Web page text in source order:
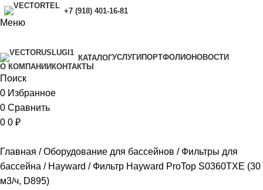
+7 (918) 401-16-81
Меню
КАТАЛОГУСЛУГИ ПОРТФОЛИОНОВОСТИ
O КОМПАНИИ КОНТАКТЫ
Поиск
0 Избранное
0 Сравнить
0 0 ₽
Главная Оборудование для бассейнов
Фильтры для
бассейна
Hayward
Фильтр Hayward ProTop S0360TXE (30
м3/ч, D895)